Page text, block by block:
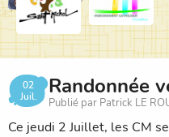
02
Juil.
Randonnée
Publié par Patrick LE
Ce jeudi 2 Juillet, les CM